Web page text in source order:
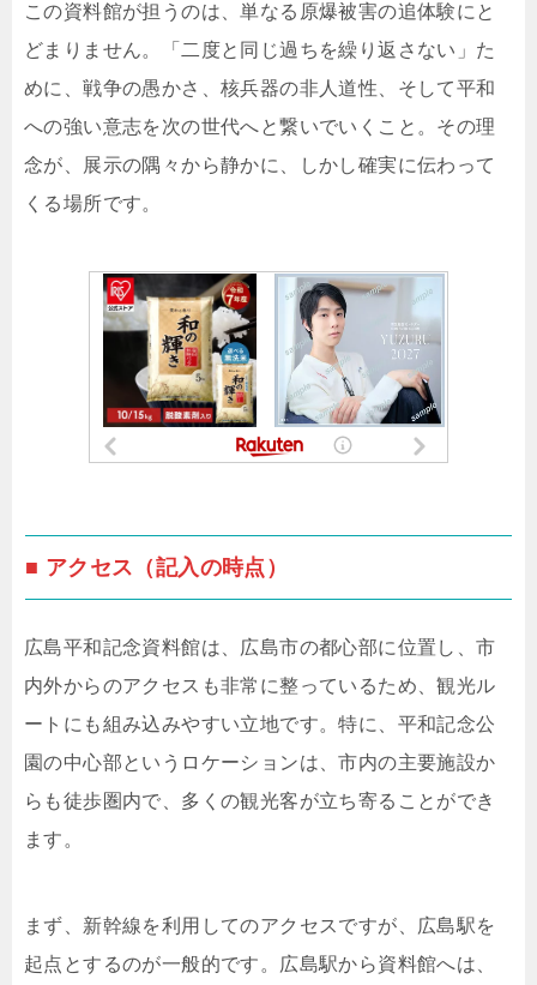
この資料館が担うのは、単なる原爆被害の追体験にと
どまりません。「二度と同じ過ちを繰り返さない」た
めに、戦争の愚かさ、核兵器の非人道性、そして平和
への強い意志を次の世代へと繋いでいくこと。その理
念が、展示の隅々から静かに、しかし確実に伝わって
くる場所です。
■ アクセス（記入の時点）
広島平和記念資料館は、広島市の都心部に位置し、市
内外からのアクセスも非常に整っているため、観光ル
ートにも組み込みやすい立地です。特に、平和記念公
園の中心部というロケーションは、市内の主要施設か
らも徒歩圏内で、多くの観光客が立ち寄ることができ
ます。
まず、新幹線を利用してのアクセスですが、広島駅を
起点とするのが一般的です。広島駅から資料館へは、